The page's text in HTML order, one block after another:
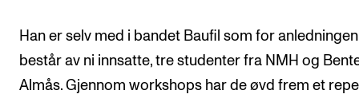
Han er selv med i bandet Baufil som for anledningen
består av ni innsatte, tre studenter fra NMH og
Almås. Gjennom workshops har de øvd frem et